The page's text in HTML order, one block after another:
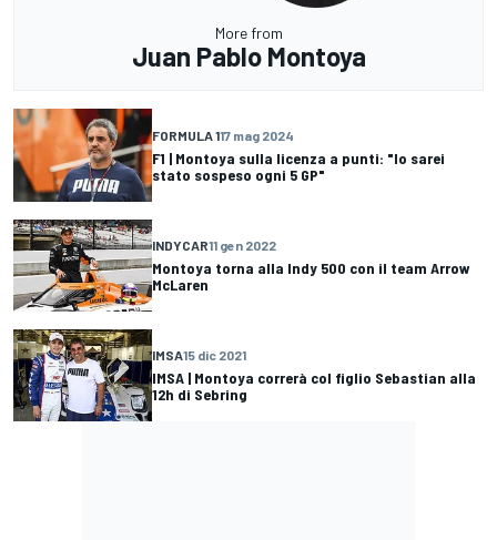
More from
Juan Pablo Montoya
FORMULA 117 mag 2024
F1 | Montoya sulla licenza a punti: "Io sarei
stato sospeso ogni 5 GP"
INDYCAR11 gen 2022
Montoya torna alla Indy 500 con il team Arrow
McLaren
IMSA15 dic 2021
IMSA | Montoya correrà col figlio Sebastian alla
12h di Sebring